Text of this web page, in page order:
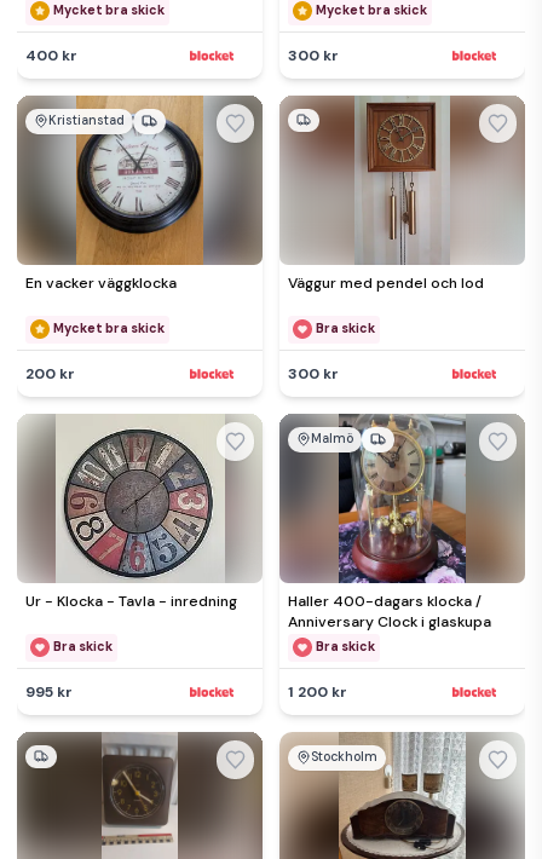
Mycket bra skick
400 kr
Mycket bra skick
300 kr
Kristianstad
En vacker väggklocka
Mycket bra skick
200 kr
Väggur med pendel och lod
Bra skick
300 kr
Ur - Klocka - Tavla - inredning
Bra skick
995 kr
Malmö
Haller 400-dagars klocka /
Anniversary Clock i glaskupa
Bra skick
1 200 kr
Stockholm